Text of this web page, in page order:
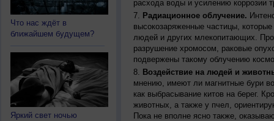
Что нас ждёт в
ближайшем будущем?
Яркий свет ночью
расхода воды и усилению коррозии
Радиационное облучение.
высокозаряженные частицы,
людей и других млекопитающих.
разрушение хромосом, раковые
подвержены такому облучению
Воздействие на людей и
мнению, имеют ли магнитные бури
как выбрасывание китов на берег.
животных, а также у пчел,
Пока не вполне ясно также,